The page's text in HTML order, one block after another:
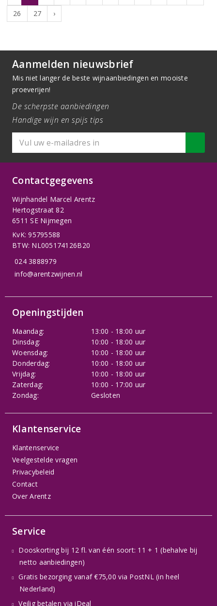
26
27 ›
Aanmelden nieuwsbrief
Mis niet langer de beste wijnaanbiedingen en mooiste
proeverijen!
De scherpste aanbiedingen
Handige wijn en spijs tips
Contactgegevens
Wijnhandel Marcel Arentz
Hertogstraat 82
6511 SE Nijmegen
KvK: 95795588
BTW: NL005174126B20
024 3888979
info@arentzwijnen.nl
Openingstijden
Maandag:
13:00 - 18:00 uur
Dinsdag:
10:00 - 18:00 uur
Woensdag:
10:00 - 18:00 uur
Donderdag:
10:00 - 18:00 uur
Vrijdag:
10:00 - 18:00 uur
Zaterdag:
10:00 - 17:00 uur
Zondag:
Gesloten
Klantenservice
Klantenservice
Veelgestelde vragen
Privacybeleid
Contact
Over Arentz
Service
Dooskorting bij 12 fl. van één soort: 11 + 1 (behalve bij
netto aanbiedingen)
Gratis bezorging vanaf €75,00 via PostNL (in heel
Nederland)
Veilig betalen via iDeal